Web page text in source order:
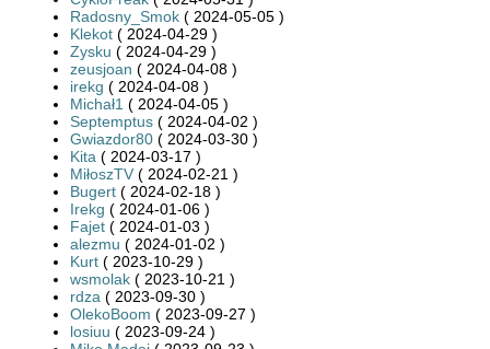
Radosny_Smok ( 2024-05-05 )
Klekot ( 2024-04-29 )
Zysku ( 2024-04-29 )
zeusjoan ( 2024-04-08 )
irekg ( 2024-04-08 )
Michał1 ( 2024-04-05 )
Septemptus ( 2024-04-02 )
Gwiazdor80 ( 2024-03-30 )
Kita ( 2024-03-17 )
MiłoszTV ( 2024-02-21 )
Bugert ( 2024-02-18 )
Irekg ( 2024-01-06 )
Fajet ( 2024-01-03 )
alezmu ( 2024-01-02 )
Kurt ( 2023-10-29 )
wsmolak ( 2023-10-21 )
rdza ( 2023-09-30 )
OlekoBoom ( 2023-09-27 )
losiuu ( 2023-09-24 )